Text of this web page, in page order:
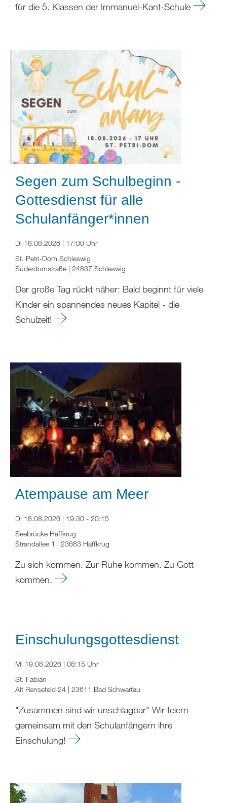
für die 5. Klassen der Immanuel-Kant-Schule
Segen zum Schulbeginn -
Gottesdienst für alle
Schulanfänger*innen
Di 18.08.2026 | 17:00 Uhr
St. Petri-Dom Schleswig
Süderdomstraße | 24837 Schleswig
Der große Tag rückt näher: Bald beginnt für viele
Kinder ein spannendes neues Kapitel - die
Schulzeit!
Atempause am Meer
Di 18.08.2026 | 19:30 - 20:15
Seebrücke Haffkrug
Strandallee 1 | 23683 Haffkrug
Zu sich kommen. Zur Ruhe kommen. Zu Gott
kommen.
Einschulungsgottesdienst
Mi 19.08.2026 | 08:15 Uhr
St. Fabian
Alt Rensefeld 24 | 23611 Bad Schwartau
"Zusammen sind wir unschlagbar" Wir feiern
gemeinsam mit den Schulanfängern ihre
Einschulung!